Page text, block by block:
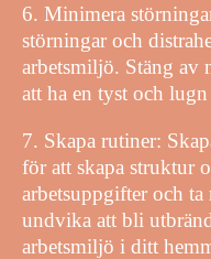
6. Minimera
störningar och
arbetsmiljö. Stäng av
att ha en tyst och
7. Skapa rutiner:
för att skapa struktur
arbetsuppgifter och ta
undvika att bli
arbetsmiljö i ditt